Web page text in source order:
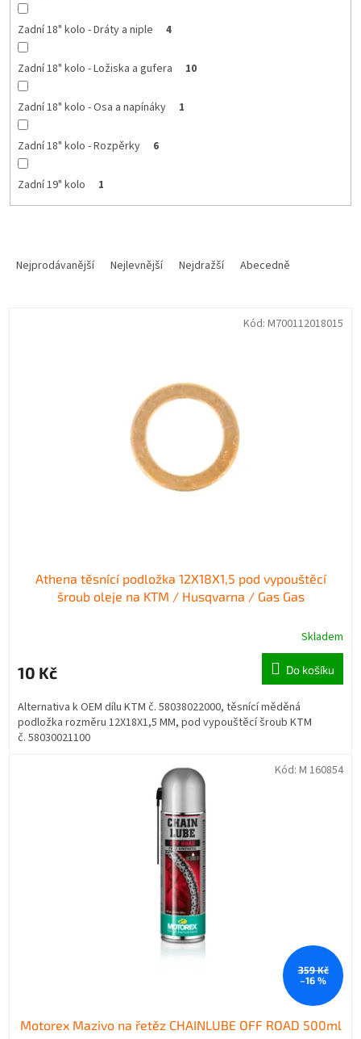
Zadní 18" kolo - Dráty a niple 4
Zadní 18" kolo - Ložiska a gufera 10
Zadní 18" kolo - Osa a napínáky 1
Zadní 18" kolo - Rozpěrky 6
Zadní 19" kolo 1
Nejprodávanější Nejlevnější Nejdražší Abecedně
Athena těsnící podložka 12X18X1,5 pod vypouštěcí
šroub oleje na KTM / Husqvarna / Gas Gas
Skladem
10 Kč Do košíku
Alternativa k OEM dílu KTM č. 58038022000, těsnící měděná
podložka rozměru 12X18X1,5 MM, pod vypouštěcí šroub KTM
č. 58030021100
Kód: M700112018015
359 Kč
–16 %
Motorex Mazivo na řetěz CHAINLUBE OFF ROAD 500ml
Kód: M 160854